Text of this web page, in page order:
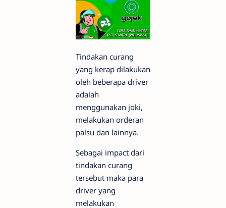
Tindakan curang
yang kerap dilakukan
oleh beberapa driver
adalah
menggunakan joki,
melakukan orderan
palsu dan lainnya.
Sebagai impact dari
tindakan curang
tersebut maka para
driver yang
melakukan